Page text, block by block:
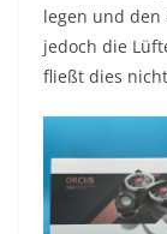
legen und den
jedoch die
fließt dies